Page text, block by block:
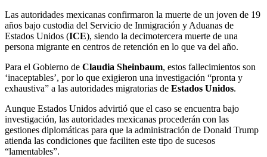
Las autoridades mexicanas confirmaron la muerte de un joven de 19
años bajo custodia del Servicio de Inmigración y Aduanas de
Estados Unidos (ICE), siendo la decimotercera muerte de una
persona migrante en centros de retención en lo que va del año.
Para el Gobierno de Claudia Sheinbaum, estos fallecimientos son
‘inaceptables’, por lo que exigieron una investigación “pronta y
exhaustiva” a las autoridades migratorias de Estados Unidos.
Aunque Estados Unidos advirtió que el caso se encuentra bajo
investigación, las autoridades mexicanas procederán con las
gestiones diplomáticas para que la administración de Donald Trump
atienda las condiciones que faciliten este tipo de sucesos
“lamentables”.